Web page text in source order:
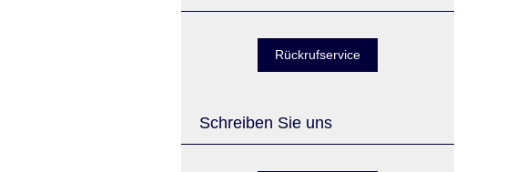
Rückrufservice
Schreiben Sie uns